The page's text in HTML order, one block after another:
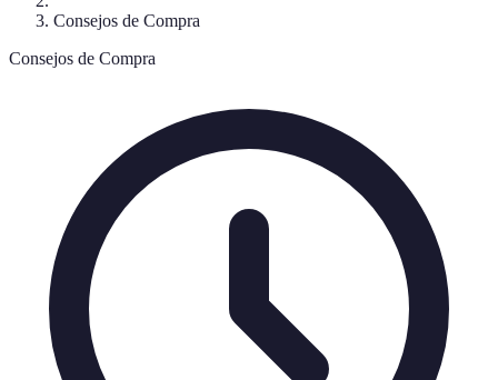
Consejos de Compra
Consejos de Compra